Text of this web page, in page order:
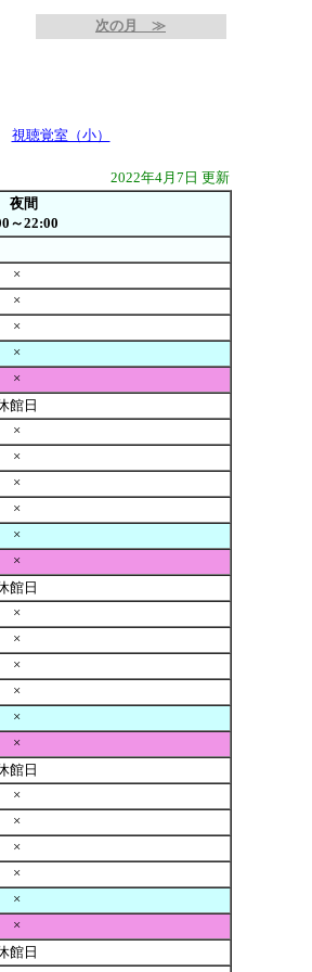
次の月 ≫
視聴覚室（小）
2022年4月7日 更新
夜間
～22:00
×
×
×
×
×
館日
×
×
×
×
×
×
館日
×
×
×
×
×
×
館日
×
×
×
×
×
×
館日